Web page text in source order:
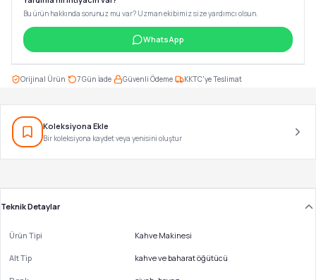
Bu ürün hakkında sorunuz mu var? Uzman ekibimiz size yardımcı olsun.
WhatsApp
Orijinal Ürün 7 Gün İade Güvenli Ödeme KKTC'ye Teslimat
Koleksiyona Ekle
Bir koleksiyona kaydet veya yenisini oluştur
Teknik Detaylar
Ürün Tipi Kahve Makinesi
Alt Tip kahve ve baharat öğütücü